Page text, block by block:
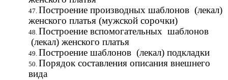
Построение производных шаблонов (лекал)
женского платья (мужской сорочки)
Построение вспомогательных шаблонов
(лекал) женского платья
Построение шаблонов (лекал) подкладки
Порядок составления описания внешнего
вида